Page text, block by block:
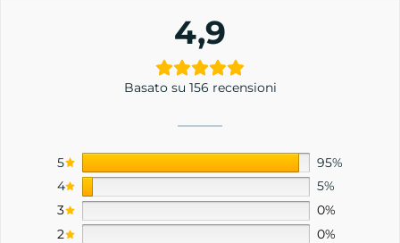
4,9
Basato su 156 recensioni
5
95%
4
5%
3
0%
2
0%